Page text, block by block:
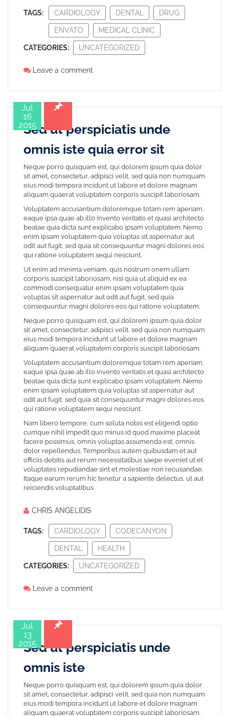
TAGS: CARDIOLOGY DENTAL DRUG
ENVATO MEDICAL CLINIC
CATEGORIES: UNCATEGORIZED
Leave a comment
Jul
16
2015
Sed ut perspiciatis unde
omnis iste quia error sit
Neque porro quisquam est, qui dolorem ipsum quia dolor
sit amet, consectetur, adipisci velit, sed quia non numquam
eius modi tempora incidunt ut labore et dolore magnam
aliquam quaerat voluptatem corporis suscipit laboriosam.
Voluptatem accusantium doloremque totam rem aperiam,
eaque ipsa quae ab illo invento veritatis et quasi architecto
beatae quia dicta sunt explicabo ipsam voluptatem. Nemo
enim ipsam voluptatem quia voluptas sit aspernatur aut
odit aut fugit, sed quia sit consequuntur magni dolores eos
qui ratione voluptatem sequi nesciunt.
Ut enim ad minima veniam, quis nostrum onem ullam
corporis suscipit laboriosam, nisi quia ut aliquid ex ea
commodi consequatur enim ipsam voluptatem quia
voluptas sit aspernatur aut odit aut fugit, sed quia
consequuntur magni dolores eos qui ratione voluptatem.
Neque porro quisquam est, qui dolorem ipsum quia dolor
sit amet, consectetur, adipisci velit, sed quia non numquam
eius modi tempora incidunt ut labore et dolore magnam
aliquam quaerat voluptatem corporis suscipit laboriosam.
Voluptatem accusantium doloremque totam rem aperiam,
eaque ipsa quae ab illo invento veritatis et quasi architecto
beatae quia dicta sunt explicabo ipsam voluptatem. Nemo
enim ipsam voluptatem quia voluptas sit aspernatur aut
odit aut fugit, sed quia sit consequuntur magni dolores eos
qui ratione voluptatem sequi nesciunt.
Nam libero tempore, cum soluta nobis est eligendi optio
cumque nihil impedit quo minus id quod maxime placeat
facere possimus, omnis voluptas assumenda est, omnis
dolor repellendus. Temporibus autem quibusdam et aut
officiis debitis aut rerum necessitatibus saepe eveniet ut et
voluptates repudiandae sint et molestiae non recusandae.
Itaque earum rerum hic tenetur a sapiente delectus, ut aut
reiciendis voluptatibus
CHRIS ANGELIDIS
TAGS: CARDIOLOGY CODECANYON
DENTAL HEALTH
CATEGORIES: UNCATEGORIZED
Leave a comment
Jul
13
2015
Sed ut perspiciatis unde
omnis iste
Neque porro quisquam est, qui dolorem ipsum quia dolor
sit amet, consectetur, adipisci velit, sed quia non numquam
eius modi tempora incidunt ut labore et dolore magnam
aliquam quaerat voluptatem corporis suscipit laboriosam.